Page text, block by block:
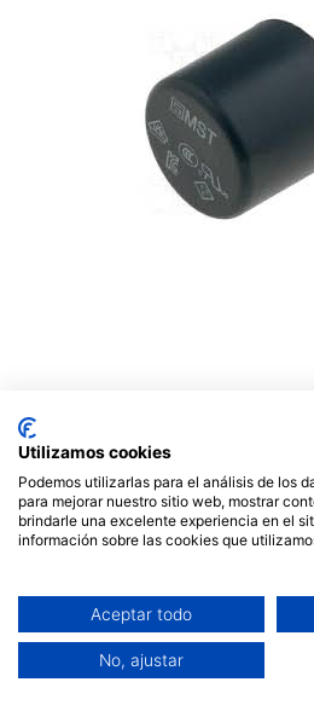
Fusible
Philips 500mA
5,08. Mod.
0,68€
AÑADIR AL CARRITO
Utilizamos cookies
Podemos utilizarlas para el análisis de los
para mejorar nuestro sitio web, mostrar
brindarle una excelente experiencia en el
información sobre las cookies que
Aceptar todo
No, ajustar